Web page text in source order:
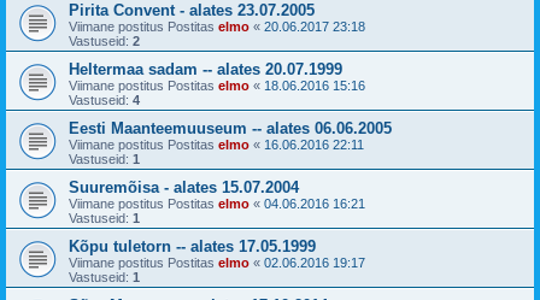
Pirita Convent - alates 23.07.2005
Viimane postitus Postitas elmo « 20.06.2017 23:18
Vastuseid: 2
Heltermaa sadam -- alates 20.07.1999
Viimane postitus Postitas elmo « 18.06.2016 15:16
Vastuseid: 4
Eesti Maanteemuuseum -- alates 06.06.2005
Viimane postitus Postitas elmo « 16.06.2016 22:11
Vastuseid: 1
Suuremõisa - alates 15.07.2004
Viimane postitus Postitas elmo « 04.06.2016 16:21
Vastuseid: 1
Kõpu tuletorn -- alates 17.05.1999
Viimane postitus Postitas elmo « 02.06.2016 19:17
Vastuseid: 1